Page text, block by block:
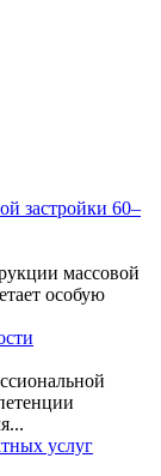
застройки 60–
массовой
особую
услуг